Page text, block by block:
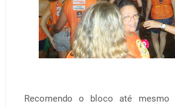
Recomendo o bloco até mesmo